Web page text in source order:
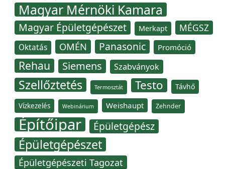
Magyar Mérnöki Kamara
Magyar Épületgépészet Merkapt MÉGSZ
Oktatás OMÉN Panasonic Promóció
Rehau Siemens Szabványok
Szellőztetés Termosztát Testo Távhő
Vízkezelés Webinárium Weishaupt Zehnder
Építőipar Épületgépész
Épületgépészet
Épületgépészeti Tagozat